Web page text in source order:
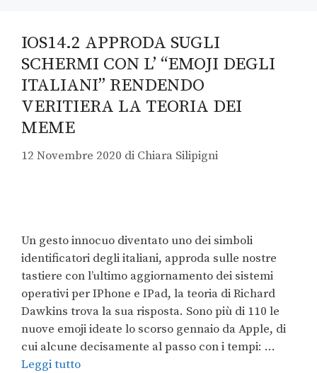
IOS14.2 APPRODA SUGLI
SCHERMI CON L’ “EMOJI DEGLI
ITALIANI” RENDENDO
VERITIERA LA TEORIA DEI
MEME
12 Novembre 2020 di Chiara Silipigni
Un gesto innocuo diventato uno dei simboli
identificatori degli italiani, approda sulle nostre
tastiere con l’ultimo aggiornamento dei sistemi
operativi per IPhone e IPad, la teoria di Richard
Dawkins trova la sua risposta. Sono più di 110 le
nuove emoji ideate lo scorso gennaio da Apple, di
cui alcune decisamente al passo con i tempi: …
Leggi tutto